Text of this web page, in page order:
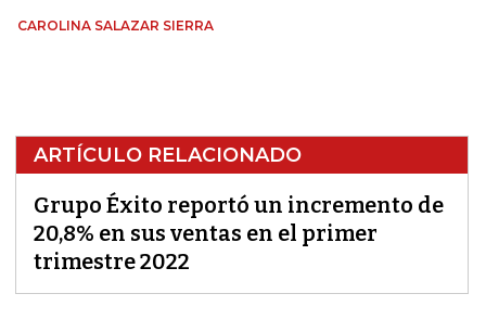
CAROLINA SALAZAR SIERRA
ARTÍCULO RELACIONADO
Grupo Éxito reportó un incremento de
20,8% en sus ventas en el primer
trimestre 2022